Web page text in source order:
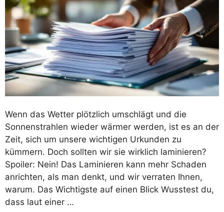
Wenn das Wetter plötzlich umschlägt und die
Sonnenstrahlen wieder wärmer werden, ist es an der
Zeit, sich um unsere wichtigen Urkunden zu
kümmern. Doch sollten wir sie wirklich laminieren?
Spoiler: Nein! Das Laminieren kann mehr Schaden
anrichten, als man denkt, und wir verraten Ihnen,
warum. Das Wichtigste auf einen Blick Wusstest du,
dass laut einer …